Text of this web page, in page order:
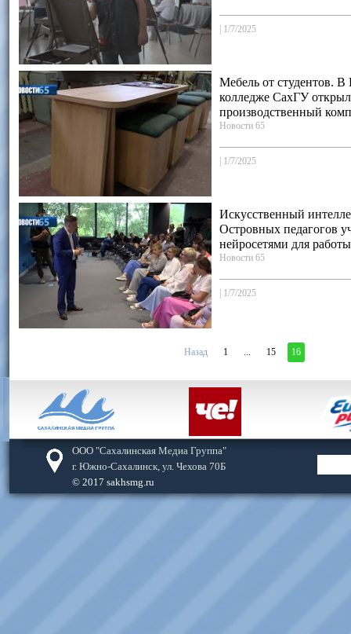
1/7/2025
Мебель от студентов.
колледже СахГУ
производственный
Новости 65
1/7/2025
Искусственный
Островных педагогов
нейросетями для работы
Новости 65
1/7/2025
Назад 1 ... 15 16
ООО "Сахалинская Медиа Группа"
г. Южно-Сахалинск, ул. Чехова 70Б
© 2017 sakhsmg.ru